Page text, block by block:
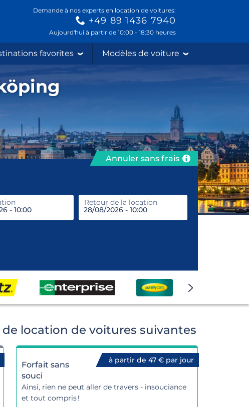
Demande à nos experts en location de voitures:
+49 89 1436 7940
Aujourd'hui à partir de 10:00 - 18:30 heures
favorites Modèles de voiture
Annuler sans frais
Retour de la location
prendre
location de voitures suivantes
à partir de 47 € par jour
Forfait sans
souci
Ainsi, rien ne peut aller de travers - insouciance
et tout compris !